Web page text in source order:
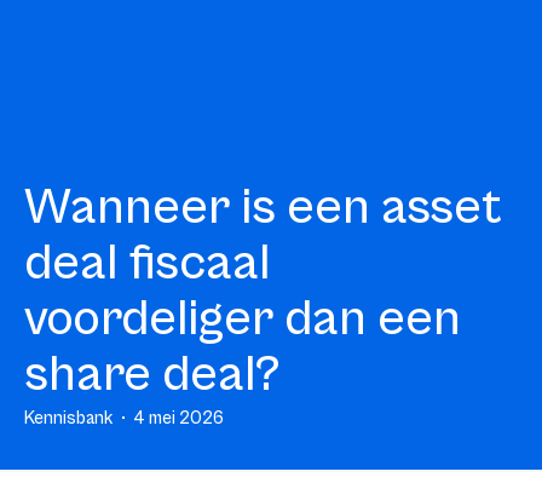
Wanneer is een asset
deal fiscaal
voordeliger dan een
share deal?
Kennisbank 4 mei 2026